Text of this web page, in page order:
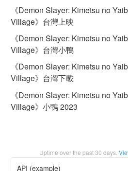
《Demon Slayer: Kimetsu no
Village》台灣上映
《Demon Slayer: Kimetsu no
Village》台灣小鴨
《Demon Slayer: Kimetsu no
Village》台灣下載
《Demon Slayer: Kimetsu no
Village》小鴨 2023
Uptime over the past30 days.
API (example)